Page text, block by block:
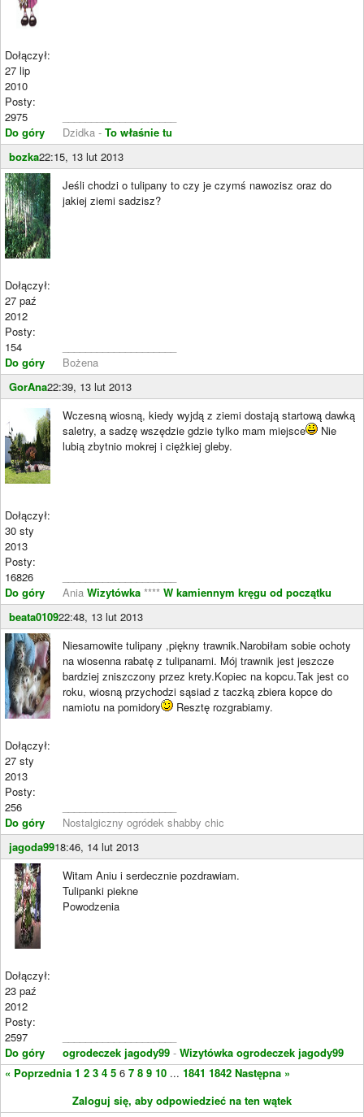
Dołączył:
27 lip
2010
Posty:
2975
Do góry
Dzidka - To właśnie tu
bozka22:15, 13 lut 2013
Dołączył:
27 paź
2012
Posty:
154
Do góry
Jeśli chodzi o tulipany to czy je czymś nawozisz oraz do
jakiej ziemi sadzisz?
Bożena
GorAna22:39, 13 lut 2013
Dołączył:
30 sty
2013
Posty:
16826
Do góry
Wczesną wiosną, kiedy wyjdą z ziemi dostają startową dawką
saletry, a sadzę wszędzie gdzie tylko mam miejsce
Nie
lubią zbytnio mokrej i ciężkiej gleby.
Ania Wizytówka **** W kamiennym kręgu od początku
beata010922:48, 13 lut 2013
Dołączył:
27 sty
2013
Posty:
256
Do góry
Niesamowite tulipany ,piękny trawnik.Narobiłam sobie ochoty
na wiosenna rabatę z tulipanami. Mój trawnik jest jeszcze
bardziej zniszczony przez krety.Kopiec na kopcu.Tak jest co
roku, wiosną przychodzi sąsiad z taczką zbiera kopce do
namiotu na pomidory
Resztę rozgrabiamy.
Nostalgiczny ogródek shabby chic
jagoda9918:46, 14 lut 2013
Dołączył:
23 paź
2012
Posty:
2597
Do góry
Witam Aniu i serdecznie pozdrawiam.
Tulipanki piekne
Powodzenia
ogrodeczek jagody99 - Wizytówka ogrodeczek jagody99
« Poprzednia 1 2 3 4 5 6 7 8 9 10 ... 1841 1842 Następna »
Zaloguj się, aby odpowiedzieć na ten wątek